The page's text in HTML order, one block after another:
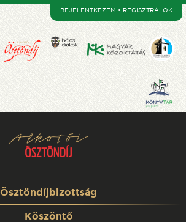
BEJELENTKEZEM • REGISZTRÁLOK
Ösztöndíjbizottság
Köszöntő